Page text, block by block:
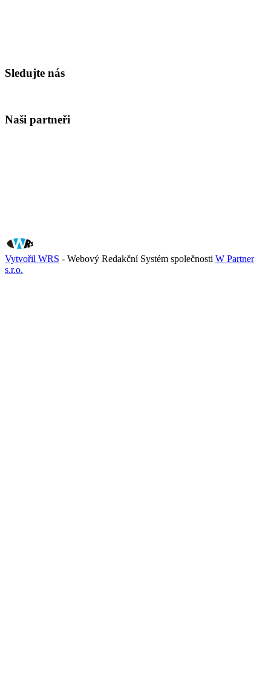
Sledujte nás
Naši partneři
Vytvořil WRS - Webový Redakční Systém společnosti W Partner
s.r.o.